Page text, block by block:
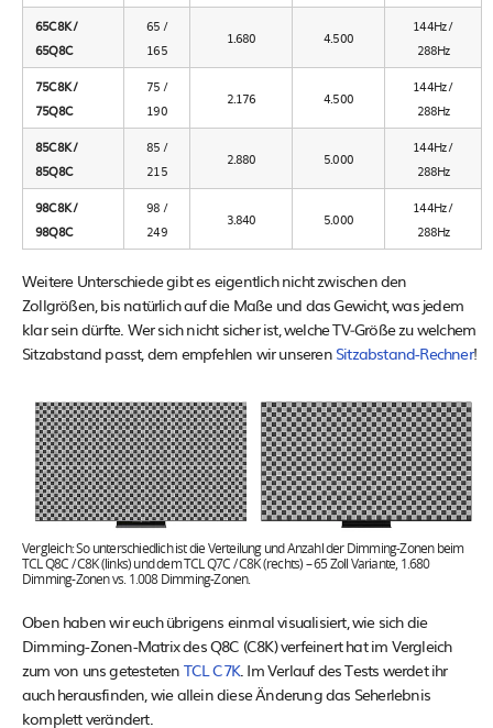
65C8K /
65Q8C
65 /
165
1.680 4.500
144Hz /
288Hz
75C8K /
75Q8C
75 /
190
2.176 4.500
144Hz /
288Hz
85C8K /
85Q8C
85 /
215
2.880 5.000
144Hz /
288Hz
98C8K /
98Q8C
98 /
249
3.840 5.000
144Hz /
288Hz
Weitere Unterschiede gibt es eigentlich nicht zwischen den
Zollgrößen, bis natürlich auf die Maße und das Gewicht, was jedem
klar sein dürfte. Wer sich nicht sicher ist, welche TV‑Größe zu welchem
Sitzabstand passt, dem empfehlen wir unseren Sitzabstand-Rechner!
Vergleich: So unterschiedlich ist die Verteilung und Anzahl der Dimming-Zonen beim
TCL Q8C / C8K (links) und dem TCL Q7C / C8K (rechts) – 65 Zoll Variante, 1.680
Dimming-Zonen vs. 1.008 Dimming-Zonen.
Oben haben wir euch übrigens einmal visualisiert, wie sich die
Dimming-Zonen-Matrix des Q8C (C8K) verfeinert hat im Vergleich
zum von uns getesteten TCL C7K. Im Verlauf des Tests werdet ihr
auch herausfinden, wie allein diese Änderung das Seherlebnis
komplett verändert.